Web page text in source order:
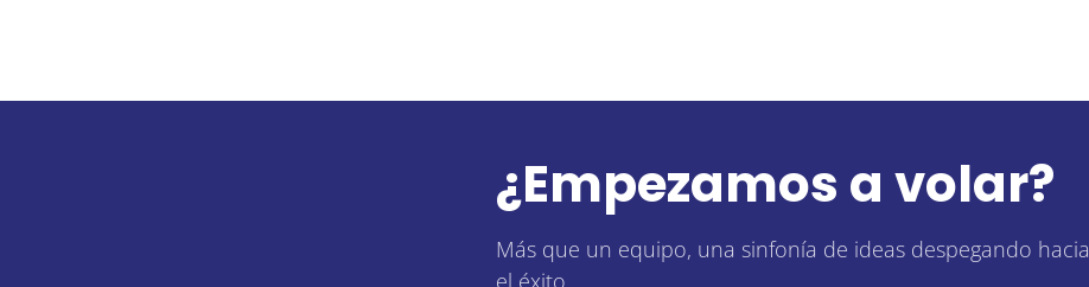
¿Empezamos a volar?
Más que un equipo, una sinfonía de ideas despegando hacia
el éxito.